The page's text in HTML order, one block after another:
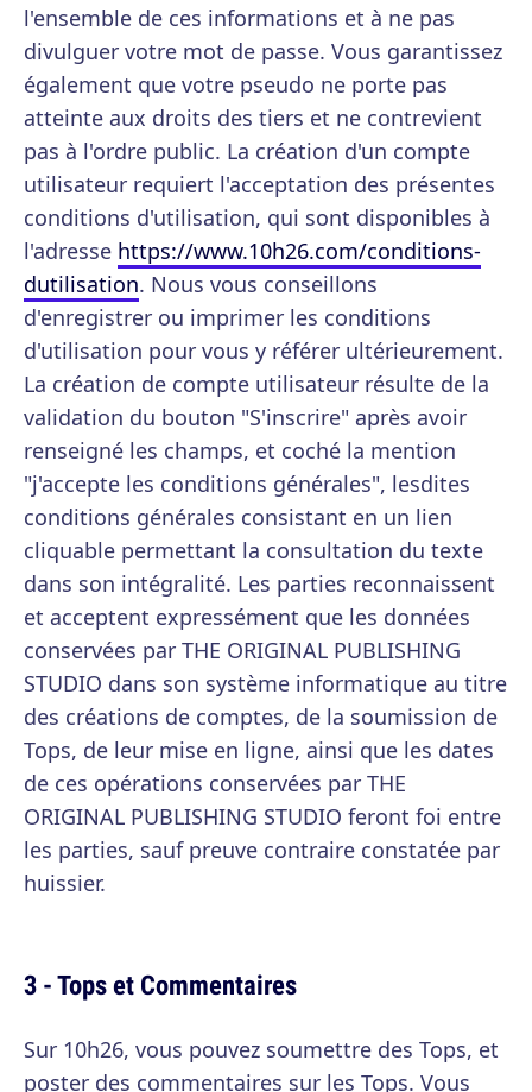
l'ensemble de ces informations et à ne pas
divulguer votre mot de passe. Vous garantissez
également que votre pseudo ne porte pas
atteinte aux droits des tiers et ne contrevient
pas à l'ordre public. La création d'un compte
utilisateur requiert l'acceptation des présentes
conditions d'utilisation, qui sont disponibles à
l'adresse https://www.10h26.com/conditions-
dutilisation. Nous vous conseillons
d'enregistrer ou imprimer les conditions
d'utilisation pour vous y référer ultérieurement.
La création de compte utilisateur résulte de la
validation du bouton "S'inscrire" après avoir
renseigné les champs, et coché la mention
"j'accepte les conditions générales", lesdites
conditions générales consistant en un lien
cliquable permettant la consultation du texte
dans son intégralité. Les parties reconnaissent
et acceptent expressément que les données
conservées par THE ORIGINAL PUBLISHING
STUDIO dans son système informatique au titre
des créations de comptes, de la soumission de
Tops, de leur mise en ligne, ainsi que les dates
de ces opérations conservées par THE
ORIGINAL PUBLISHING STUDIO feront foi entre
les parties, sauf preuve contraire constatée par
huissier.
3 - Tops et Commentaires
Sur 10h26, vous pouvez soumettre des Tops, et
poster des commentaires sur les Tops. Vous